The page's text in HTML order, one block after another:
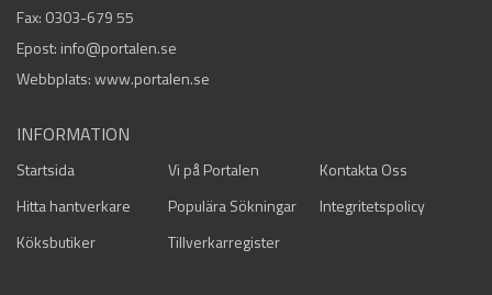
Fax: 0303-679 55
Epost: info@portalen.se
Webbplats: www.portalen.se
INFORMATION
Startsida Vi på Portalen
Kontakta Oss
Hitta hantverkare
Populära Sökningar
Integritetspolicy
Köksbutiker
Tillverkarregister